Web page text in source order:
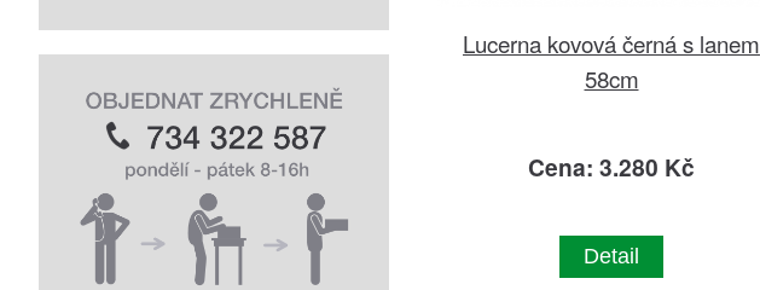
Lucerna kovová černá s lanem
58cm
Cena: 3.280 Kč
Detail